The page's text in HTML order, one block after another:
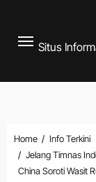
content Situs
Home
Info Terkini
Jelang Timnas
China Soroti Wasit